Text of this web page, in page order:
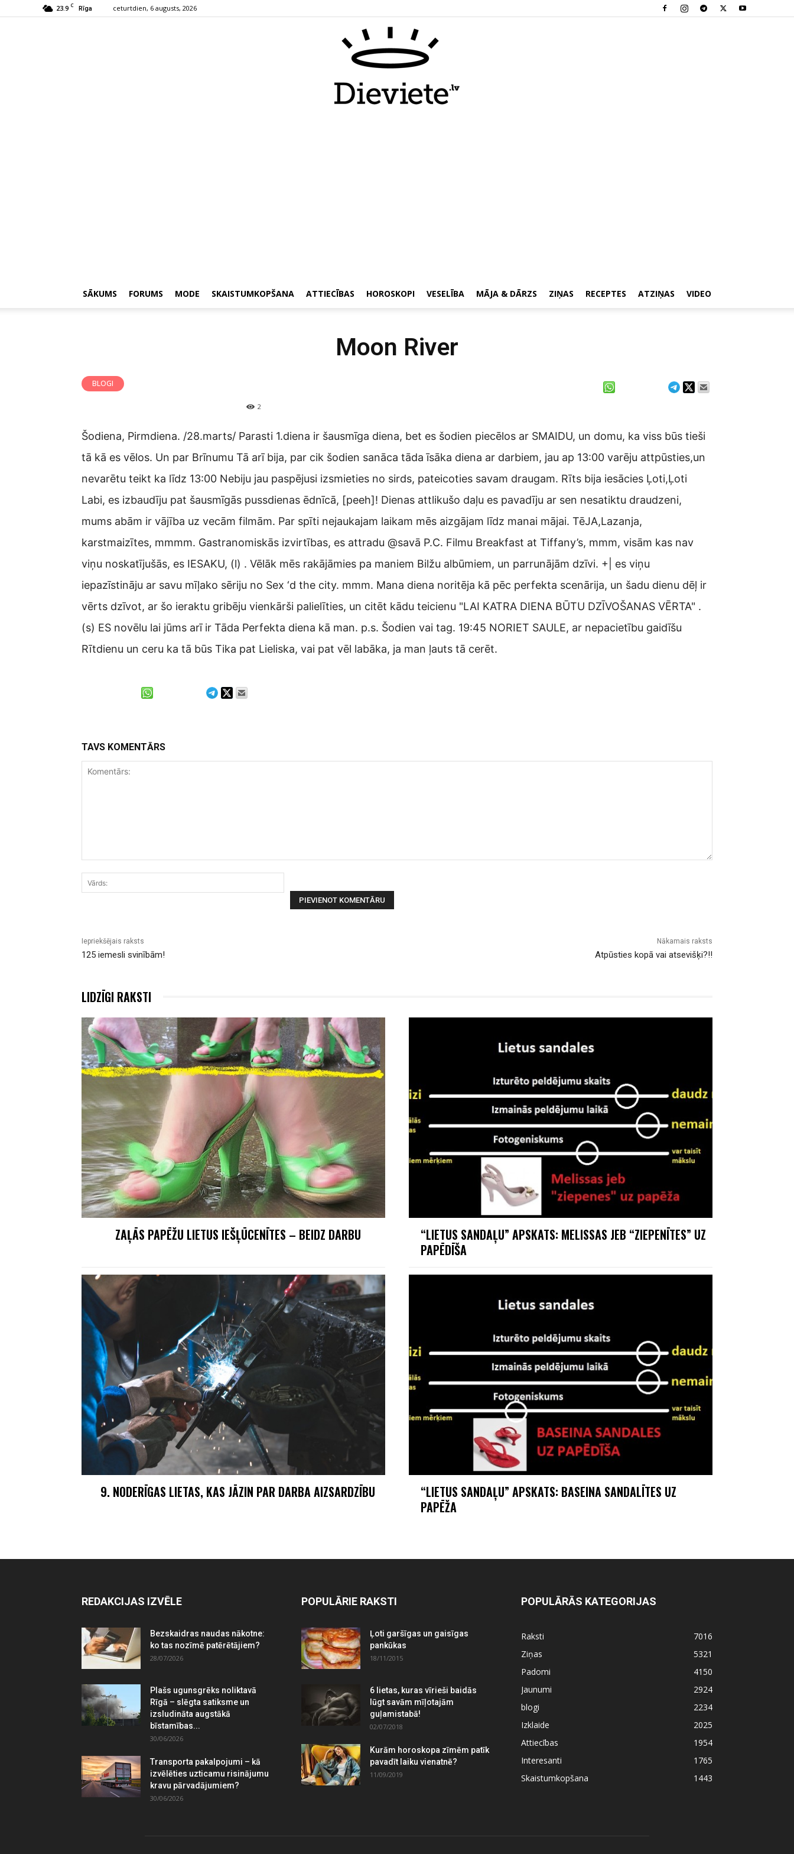
23.9 C Rīga ceturtdien, 6 augusts, 2026
SĀKUMS FORUMS MODE SKAISTUMKOPŠANA ATTIECĪBAS HOROSKOPI VESELĪBA MĀJA & DĀRZS ZIŅAS RECEPTES ATZIŅAS VIDEO
Moon River
BLOGI
2
Šodiena, Pirmdiena. /28.marts/ Parasti 1.diena ir šausmīga diena, bet es šodien piecēlos ar SMAIDU, un domu, ka viss būs tieši
tā kā es vēlos. Un par Brīnumu Tā arī bija, par cik šodien sanāca tāda īsāka diena ar darbiem, jau ap 13:00 varēju attpūsties,un
nevarētu teikt ka līdz 13:00 Nebiju jau paspējusi izsmieties no sirds, pateicoties savam draugam. Rīts bija iesācies Ļoti,Ļoti
Labi, es izbaudīju pat šausmīgās pussdienas ēdnīcā, [peeh]! Dienas attlikušo daļu es pavadīju ar sen nesatiktu draudzeni,
mums abām ir vājība uz vecām filmām. Par spīti nejaukajam laikam mēs aizgājam līdz manai mājai. TēJA,Lazanja,
karstmaizītes, mmmm. Gastranomiskās izvirtības, es attradu @savā P.C. Filmu Breakfast at Tiffany’s, mmm, visām kas nav
viņu noskatījušās, es IESAKU, (l) . Vēlāk mēs rakājāmies pa maniem Bilžu albūmiem, un parrunājām dzīvi. +| es viņu
iepazīstināju ar savu mīļako sēriju no Sex ‘d the city. mmm. Mana diena noritēja kā pēc perfekta scenārija, un šadu dienu dēļ ir
vērts dzīvot, ar šo ieraktu gribēju vienkārši palielīties, un citēt kādu teicienu "LAI KATRA DIENA BŪTU DZĪVOŠANAS VĒRTA" .
(s) ES novēlu lai jūms arī ir Tāda Perfekta diena kā man. p.s. Šodien vai tag. 19:45 NORIET SAULE, ar nepacietību gaidīšu
Rītdienu un ceru ka tā būs Tika pat Lieliska, vai pat vēl labāka, ja man ļauts tā cerēt.
TAVS KOMENTĀRS
Iepriekšējais raksts
125 iemesli svinībām!
Nākamais raksts
Atpūsties kopā vai atsevišķi?!!
LIDZĪGI RAKSTI
ZAĻĀS PAPĒŽU LIETUS IEŠĻŪCENĪTES – BEIDZ DARBU
“LIETUS SANDAĻU” APSKATS: MELISSAS JEB “ZIEPENĪTES” UZ
PAPĒDĪŠA
9. NODERĪGAS LIETAS, KAS JĀZIN PAR DARBA AIZSARDZĪBU
“LIETUS SANDAĻU” APSKATS: BASEINA SANDALĪTES UZ
PAPĒŽA
REDAKCIJAS IZVĒLE
Bezskaidras naudas nākotne:
ko tas nozīmē patērētājiem?
28/07/2026
Plašs ugunsgrēks noliktavā
Rīgā – slēgta satiksme un
izsludināta augstākā
bīstamības...
30/06/2026
Transporta pakalpojumi – kā
izvēlēties uzticamu risinājumu
kravu pārvadājumiem?
30/06/2026
POPULĀRIE RAKSTI
Ļoti garšīgas un gaisīgas
pankūkas
18/11/2015
6 lietas, kuras vīrieši baidās
lūgt savām mīļotajām
guļamistabā!
02/07/2018
Kurām horoskopa zīmēm patīk
pavadīt laiku vienatnē?
11/09/2019
POPULĀRĀS KATEGORIJAS
Raksti
7016
Ziņas
5321
Padomi
4150
Jaunumi
2924
blogi
2234
Izklaide
2025
Attiecības
1954
Interesanti
1765
Skaistumkopšana
1443